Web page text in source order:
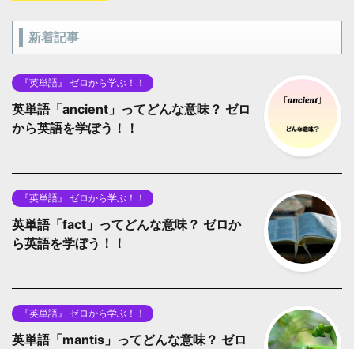
新着記事
『英単語』 ゼロから学ぶ！！
英単語「ancient」ってどんな意味？ ゼロ
から英語を学ぼう！！
『英単語』 ゼロから学ぶ！！
英単語「fact」ってどんな意味？ ゼロか
ら英語を学ぼう！！
『英単語』 ゼロから学ぶ！！
英単語「mantis」ってどんな意味？ ゼロ